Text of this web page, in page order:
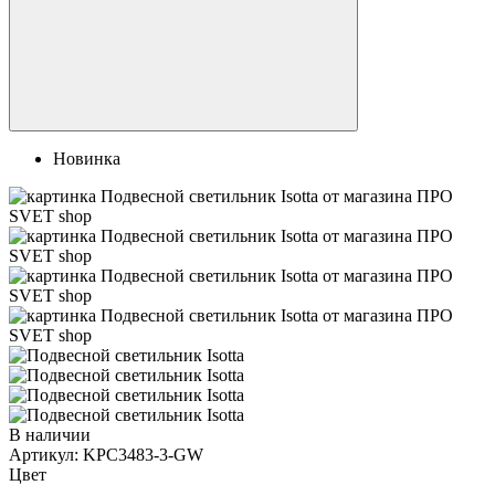
Новинка
В наличии
Артикул: KPC3483-3-GW
Цвет